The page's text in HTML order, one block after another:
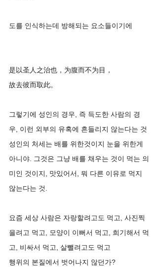
도를 인식하는데 방해되는 요소들이기에
是以圣人之治也，为腹而不为目，
故去彼而取此。
그렇기에 성인의 경우, 즉 득도한 사람의 경
우, 이런 외부의 유혹에 흔들리지 않는다는 것
성인의 처세는 배를 위한것이지 눈을 위한게
아니야. 그것은 그냥 배를 채우는 것이 먹는 의
미인 것이지, 맛있어서, 뭐 다른 이유로 먹지
않는다는 것.
요즘 세상 사람은 자랑할려고도 먹고, 사진찍
을려고 먹고, 모양이 이뻐서 먹고, 희기해서 먹
고, 비싸서 먹고, 살뺄려고도 먹고
행위의 본질에서 벗어나지 않던가?